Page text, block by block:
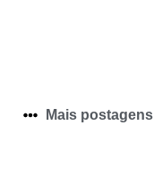
Mais postagens